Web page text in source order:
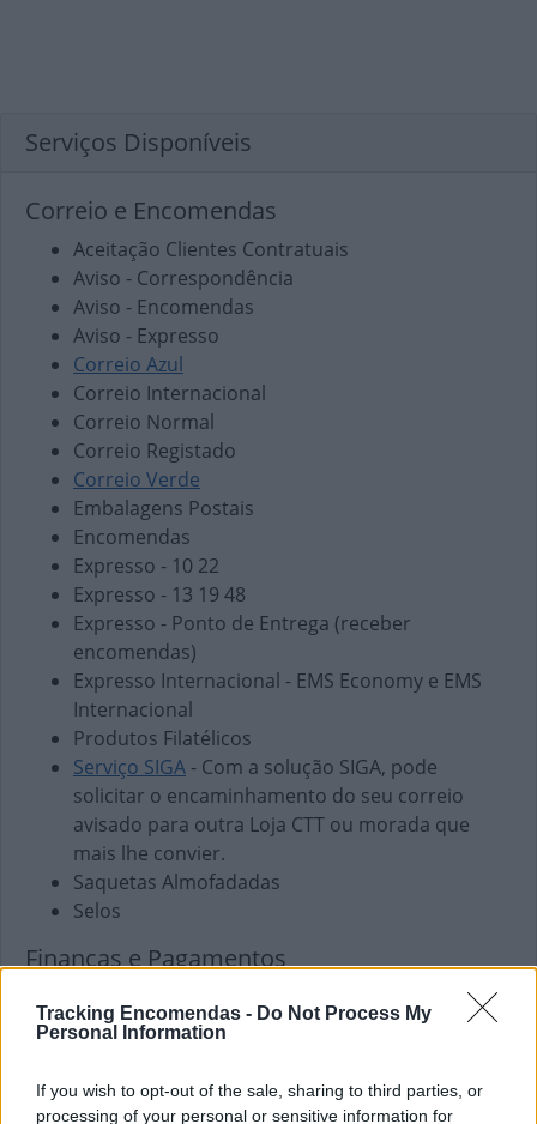
Tracking Encomendas - Do Not Process My
Personal Information
If you wish to opt-out of the sale, sharing to third parties, or
processing of your personal or sensitive information for
Serviços Disponíveis
Correio e Encomendas
Aceitação Clientes Contratuais
Aviso - Correspondência
Aviso - Encomendas
Aviso - Expresso
Correio Azul
Correio Internacional
Correio Normal
Correio Registado
Correio Verde
Embalagens Postais
Encomendas
Expresso - 10 22
Expresso - 13 19 48
Expresso - Ponto de Entrega (receber
encomendas)
Expresso Internacional - EMS Economy e EMS
Internacional
Produtos Filatélicos
Serviço SIGA - Com a solução SIGA, pode
solicitar o encaminhamento do seu correio
avisado para outra Loja CTT ou morada que
mais lhe convier.
Saquetas Almofadadas
Selos
Finanças e Pagamentos
Envio de vales - Nacionais
Pagamento de Faturas
Pagamento de Impostos